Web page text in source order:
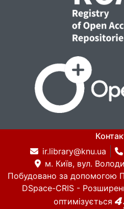
ir.library@knu.ua
м. Київ, вул.
Побудовано за допомогою
DSpace-CRIS -
оптимізується